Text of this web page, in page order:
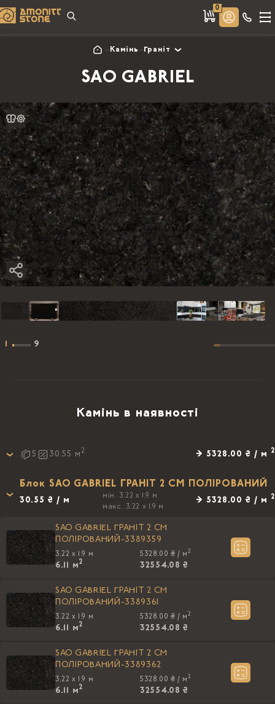
0
Камінь Граніт
SAO GABRIEL
1 9
Камінь в наявності
5 30.55 м 2 → 5328.00 ₴ / м 2
Блок SAO GABRIEL ГРАНІТ 2 СМ ПОЛІРОВАНИЙ
30.55 ₴ / м
мін. 3.22 x 1.9 м
макс. 3.22 x 1.9 м
→ 5328.00 ₴ / м 2
SAO GABRIEL ГРАНІТ 2 СМ
ПОЛІРОВАНИЙ-3389359
3.22 x 1.9 м
6.11 м2
5328.00 ₴ / м 2
32554.08 ₴
SAO GABRIEL ГРАНІТ 2 СМ
ПОЛІРОВАНИЙ-3389361
3.22 x 1.9 м
6.11 м2
5328.00 ₴ / м 2
32554.08 ₴
SAO GABRIEL ГРАНІТ 2 СМ
ПОЛІРОВАНИЙ-3389362
3.22 x 1.9 м
6.11 м2
5328.00 ₴ / м 2
32554.08 ₴